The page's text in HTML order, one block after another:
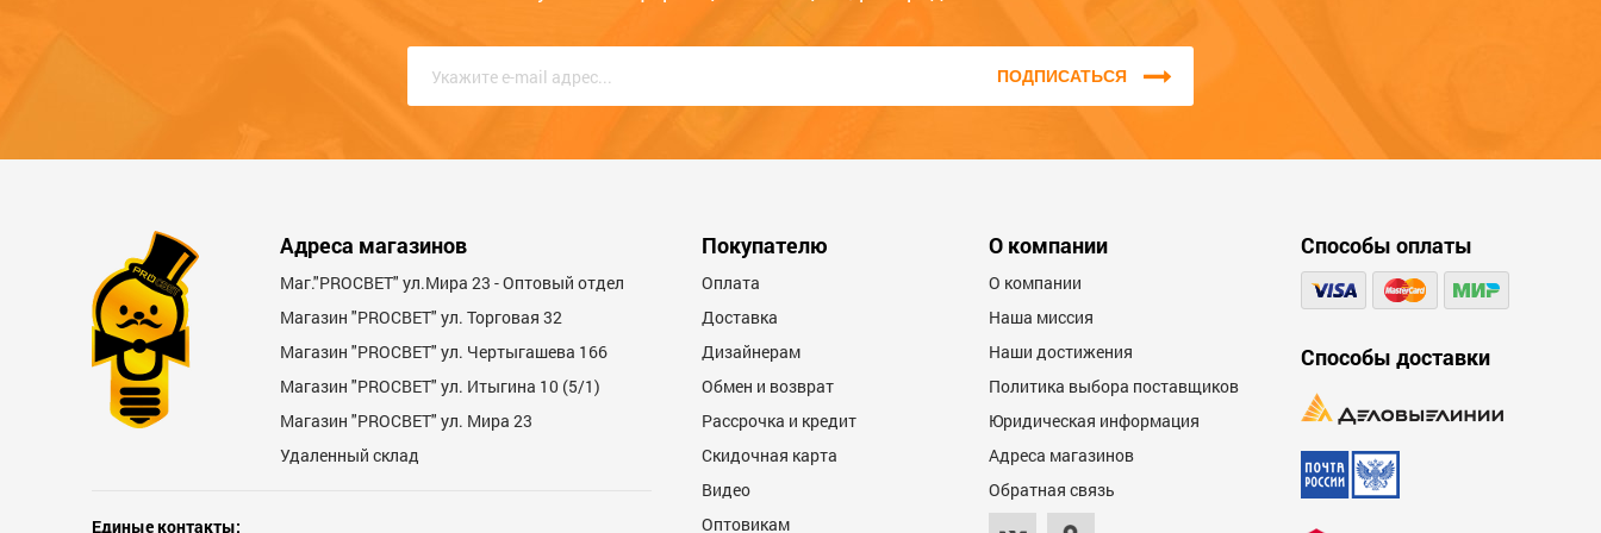
Недостатки 600
характеристикам.
написаны большими буквами или
оскорбления.
ПОДПИСАТЬСЯ
Адреса магазинов
Маг."PROСВЕТ" ул.Мира 23 - Оптовый отдел
Магазин "PROСВЕТ" ул. Торговая 32
Магазин "PROCBET" ул. Чертыгашева 166
Магазин "PROCBET" ул. Итыгина 10 (5/1)
Магазин "PROСВЕТ" ул. Мира 23
Удаленный склад
Единые контакты:
Покупателю
Оплата
Доставка
Дизайнерам
Обмен и возврат
Рассрочка и кредит
Скидочная карта
Видео
Оптовикам
О компании
О компании
Наша миссия
Наши достижения
Политика выбора поставщиков
Юридическая информация
Адреса магазинов
Обратная связь
Способы оплаты
Способы доставки